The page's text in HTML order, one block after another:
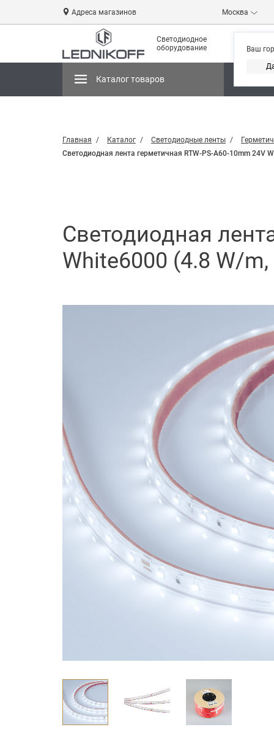
Адреса магазинов Москва
Ваш
Светодиодное
оборудование
Каталог товаров
Главная Каталог Светодиодные ленты
Светодиодная лента герметичная RTW-PS-A60-10mm 24V
Светодиодная
White6000 (4.8 W/